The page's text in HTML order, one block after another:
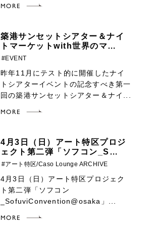
MORE
築港サンセットシアター＆ナイ
トマーケットwith世界のマ…
#EVENT
昨年11月にテスト的に開催したナイ
トシアターイベントの記念すべき第一
回の築港サンセットシアター＆ナイ...
MORE
4月3日（日）アート特区プロジ
ェクト第二弾「ソフコン_S…
#アート特区/Caso Lounge ARCHIVE
4月3日（日）アート特区プロジェク
ト第二弾「ソフコン
_SofuviConvention@osaka」...
MORE